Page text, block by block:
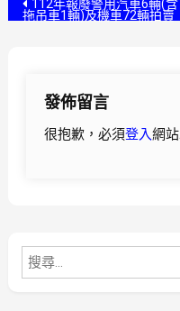
112年報廢警用汽車6輛(含
拖吊車1輛)及機車72輛拍賣
發佈留言
很抱歉，必須登入網